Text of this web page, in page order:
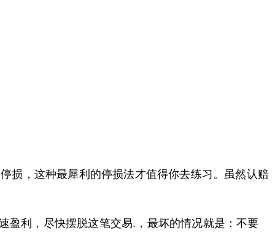
损，这种最犀利的停损法才值得你去练习。虽然认赔
盈利，尽快摆脱这笔交易.，最坏的情况就是：不要